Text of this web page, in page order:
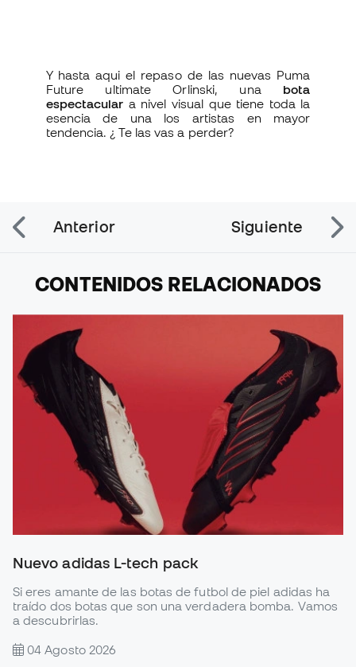
Y hasta aqui el repaso de las nuevas Puma
Future ultimate Orlinski, una bota
espectacular a nivel visual que tiene toda la
esencia de una los artistas en mayor
tendencia. ¿ Te las vas a perder?
Anterior Siguiente
CONTENIDOS RELACIONADOS
Nuevo adidas L-tech pack
Si eres amante de las botas de futbol de piel adidas ha
traído dos botas que son una verdadera bomba. Vamos
a descubrirlas.
04 Agosto 2026